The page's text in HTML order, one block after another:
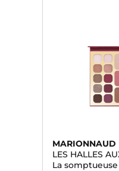
MARIONNAUD
LES HALLES
La